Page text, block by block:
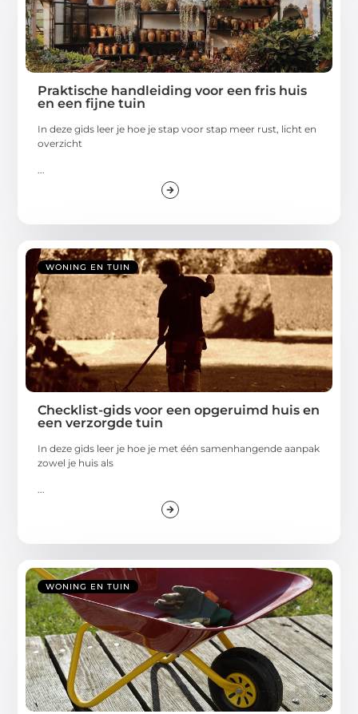
Praktische handleiding voor een fris huis
en een fijne tuin
In deze gids leer je hoe je stap voor stap meer rust, licht en
overzicht
WONING EN TUIN
Checklist-gids voor een opgeruimd huis en
een verzorgde tuin
In deze gids leer je hoe je met één samenhangende aanpak
zowel je huis als
WONING EN TUIN